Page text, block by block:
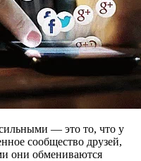
— это то, что у
сообщество друзей,
они обмениваются